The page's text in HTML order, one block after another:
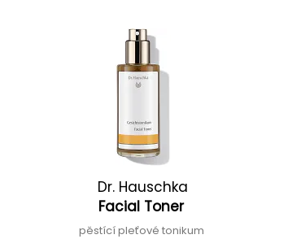
Dr. Hauschka
Facial Toner
pěstící pleťové tonikum